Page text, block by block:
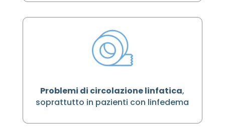
Problemi di circolazione linfatica,
soprattutto in pazienti con linfedema